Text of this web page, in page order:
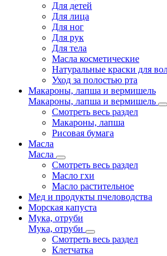
Для детей
Для лица
Для ног
Для рук
Для тела
Масла косметические
Натуральные краски для
Уход за полостью рта
Макароны, лапша и вермишель
Макароны, лапша и вермишель
Смотреть весь раздел
Макароны, лапша
Рисовая бумага
Масла
Масла
Смотреть весь раздел
Масло гхи
Масло растительное
Мед и продукты пчеловодства
Морская капуста
Мука, отруби
Мука, отруби
Смотреть весь раздел
Клетчатка